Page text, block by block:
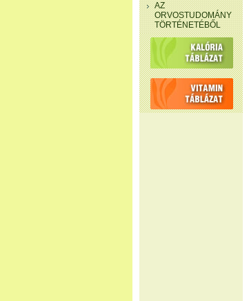
AZ
ORVOSTUDOMÁNY
TÖRTÉNETÉBŐL